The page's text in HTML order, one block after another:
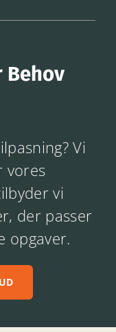
Behov
Vi
vores
vi
der passer
opgaver.